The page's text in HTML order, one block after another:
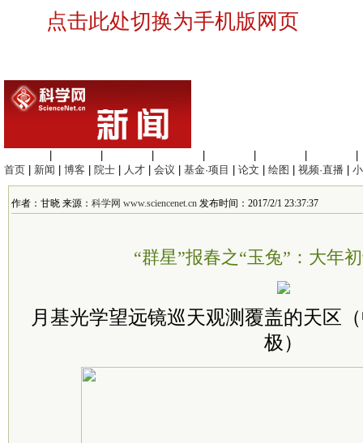
点击此处切换为手机版网页
首页
新闻 博客 院士 人才 会议 基金·项目 论文 绘图 视频·直播
作者：甘晓 来源： 科学网 www.sciencenet.cn 发布时间：2017/2/1 23:37:37
“群星”报春之“玉兔”：大年
月基光学望远镜巡天观测覆盖的天区
极）